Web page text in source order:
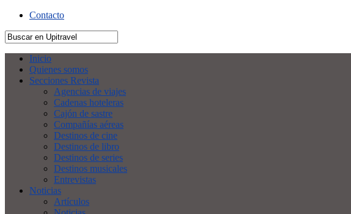
Contacto
Inicio
Quienes somos
Secciones Revista
Agencias de viajes
Cadenas hoteleras
Cajón de sastre
Compañías aéreas
Destinos de cine
Destinos de libro
Destinos de series
Destinos musicales
Entrevistas
Noticias
Artículos